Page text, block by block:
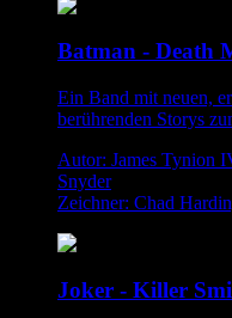
Batman - Death
Ein Band mit neuen,
berührenden Storys
Autor: James Tynion
Snyder
Zeichner: Chad
Joker - Killer